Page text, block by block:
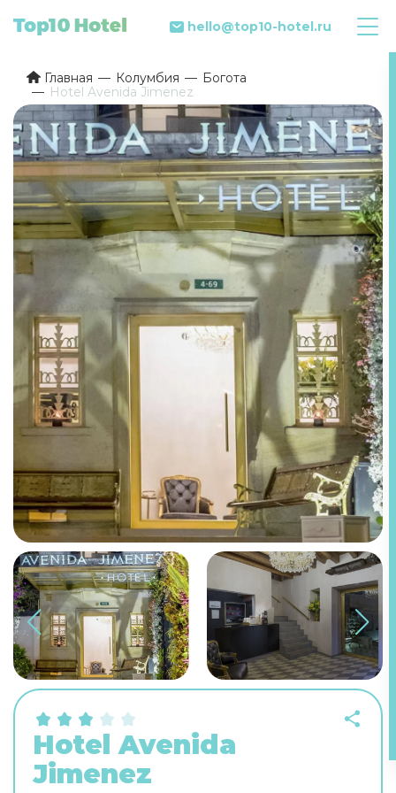
hello@top10-hotel.ru
Главная Колумбия
Богота
Hotel Avenida Jimenez
Hotel Avenida
Jimenez